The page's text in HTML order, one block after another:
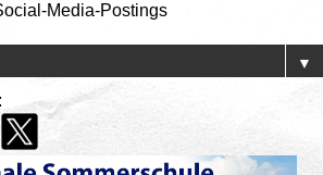
Media-Postings
▼